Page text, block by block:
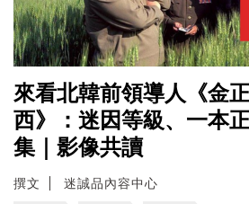
來看北韓前領導人《金
西》：迷因等級、一本
集｜影像共讀
撰文 迷誠品內容中心